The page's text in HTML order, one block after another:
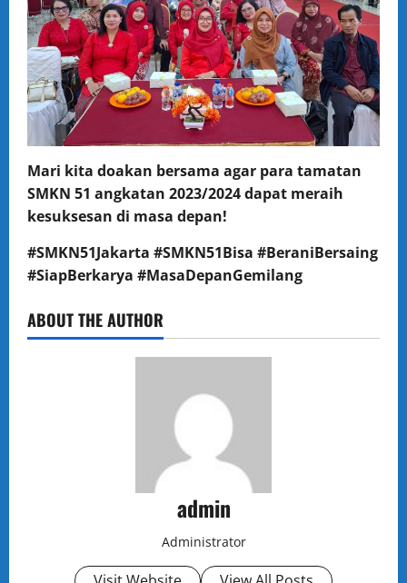
Mari kita doakan bersama agar para tamatan
SMKN 51 angkatan 2023/2024 dapat meraih
kesuksesan di masa depan!
#SMKN51Jakarta #SMKN51Bisa #BeraniBersaing
#SiapBerkarya #MasaDepanGemilang
ABOUT THE AUTHOR
admin
Administrator